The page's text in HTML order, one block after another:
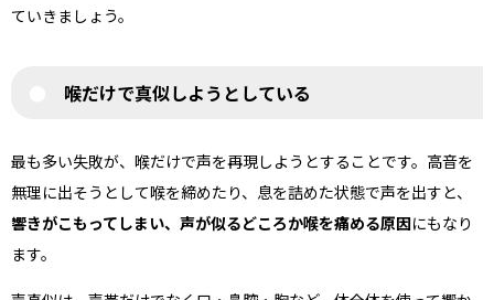
ていきましょう。
喉だけで真似しようとしている
最も多い失敗が、喉だけで声を再現しようとすることです。高音を
無理に出そうとして喉を締めたり、息を詰めた状態で声を出すと、
響きがこもってしまい、声が似るどころか喉を痛める原因にもなり
ます。